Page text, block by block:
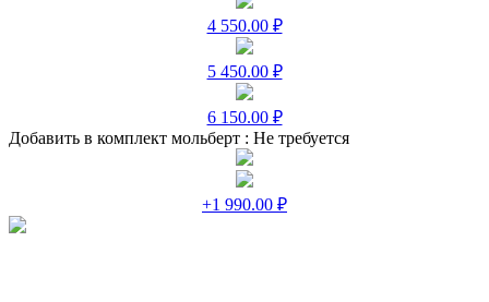
4 550.00 ₽
5 450.00 ₽
6 150.00 ₽
Добавить в комплект мольберт : Не требуется
+1 990.00 ₽